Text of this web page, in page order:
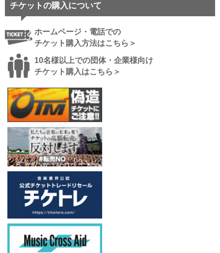
チケットの購入について
ホームページ・電話での
チケット購入方法はこちら＞
10名様以上での団体・企業様向け
チケット購入はこちら＞